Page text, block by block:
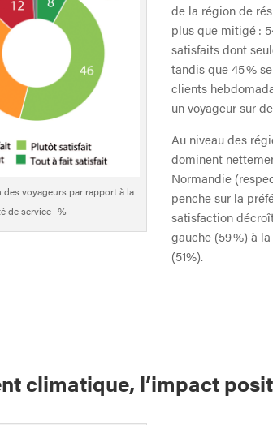
des voyageurs par rapport à la
de service -%
de la région de
plus que mitigé :
satisfaits dont
tandis que 45 %
clients
un voyageur sur
Au niveau des
dominent
Normandie
penche sur la
satisfaction
gauche (59 %) à
(51%).
climatique, l’impact